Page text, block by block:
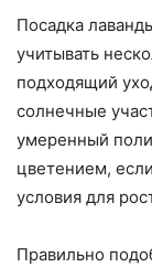
Посадка
учитывать
подходящий
солнечные
умеренный
цветением,
условия для
Правильно